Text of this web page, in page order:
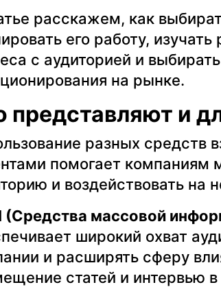
расскажем, как
его работу,
с аудиторией и
на рынке.
представляют и
разных средств
помогает компаниям
и воздействовать на
массовой
широкий охват
и расширять сферу
статей и интервью